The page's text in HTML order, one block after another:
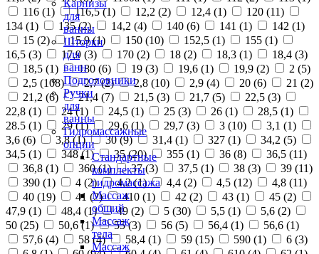
Карнизы
для
ванны
Шторки
для
ванн
Подголовники
Ручки
для
ванны
Гидромассажные
опции
Стандартные
комплекты
гидромассажа
Массаж
общий
Массаж
тела
Массаж
116 (1) 116,5 (1) 12,2 (2) 12,4 (1) 120 (11)
134 (1) 135 (2) 14,2 (4) 140 (6) 141 (1) 142 (1)
15 (2) 15,9 (1) 150 (10) 152,5 (1) 155 (1)
16,5 (3) 17,9 (3) 170 (2) 18 (2) 18,3 (1) 18,4 (3)
18,5 (1) 180 (6) 19 (3) 19,6 (1) 19,9 (2) 2 (5)
2,5 (108) 2,7 (2) 2,8 (10) 2,9 (4) 20 (6) 21 (2)
21,2 (6) 21,4 (7) 21,5 (3) 21,7 (5) 22,5 (3)
22,8 (1) 24 (1) 24,5 (1) 25 (3) 26 (1) 28,5 (1)
28.5 (1) 29 (1) 29,6 (1) 29,7 (3) 3 (10) 3,1 (1)
3,6 (6) 3,8 (1) 30 (9) 31,4 (1) 327 (1) 34,2 (5)
34,5 (1) 348 (1) 35 (20) 355 (1) 36 (8) 36,5 (11)
36,8 (1) 360 (1) 37 (3) 37,5 (1) 38 (3) 39 (11)
390 (1) 4 (2) 4,2 (1) 4,4 (2) 4,5 (12) 4,8 (11)
40 (19) 41 (2) 410 (1) 42 (2) 43 (1) 45 (2)
47,9 (1) 48,4 (1) 49 (2) 5 (30) 5,5 (1) 5,6 (2)
50 (25) 50,6 (1) 55 (3) 56 (5) 56,4 (1) 56,6 (1)
57,6 (4) 58 (4) 58,4 (1) 59 (15) 590 (1) 6 (3)